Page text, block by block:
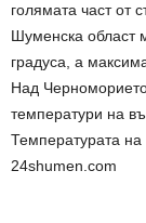
голямата част от
Шуменска област
градуса, а
Над
температури на
Температурата на
24shumen.com